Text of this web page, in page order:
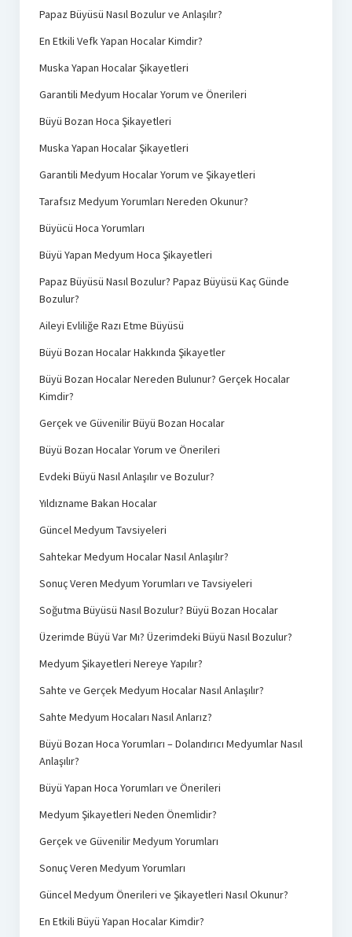
Papaz Büyüsü Nasıl Bozulur ve Anlaşılır?
En Etkili Vefk Yapan Hocalar Kimdir?
Muska Yapan Hocalar Şikayetleri
Garantili Medyum Hocalar Yorum ve Önerileri
Büyü Bozan Hoca Şikayetleri
Muska Yapan Hocalar Şikayetleri
Garantili Medyum Hocalar Yorum ve Şikayetleri
Tarafsız Medyum Yorumları Nereden Okunur?
Büyücü Hoca Yorumları
Büyü Yapan Medyum Hoca Şikayetleri
Papaz Büyüsü Nasıl Bozulur? Papaz Büyüsü Kaç Günde
Bozulur?
Aileyi Evliliğe Razı Etme Büyüsü
Büyü Bozan Hocalar Hakkında Şikayetler
Büyü Bozan Hocalar Nereden Bulunur? Gerçek Hocalar
Kimdir?
Gerçek ve Güvenilir Büyü Bozan Hocalar
Büyü Bozan Hocalar Yorum ve Önerileri
Evdeki Büyü Nasıl Anlaşılır ve Bozulur?
Yıldızname Bakan Hocalar
Güncel Medyum Tavsiyeleri
Sahtekar Medyum Hocalar Nasıl Anlaşılır?
Sonuç Veren Medyum Yorumları ve Tavsiyeleri
Soğutma Büyüsü Nasıl Bozulur? Büyü Bozan Hocalar
Üzerimde Büyü Var Mı? Üzerimdeki Büyü Nasıl Bozulur?
Medyum Şikayetleri Nereye Yapılır?
Sahte ve Gerçek Medyum Hocalar Nasıl Anlaşılır?
Sahte Medyum Hocaları Nasıl Anlarız?
Büyü Bozan Hoca Yorumları – Dolandırıcı Medyumlar Nasıl
Anlaşılır?
Büyü Yapan Hoca Yorumları ve Önerileri
Medyum Şikayetleri Neden Önemlidir?
Gerçek ve Güvenilir Medyum Yorumları
Sonuç Veren Medyum Yorumları
Güncel Medyum Önerileri ve Şikayetleri Nasıl Okunur?
En Etkili Büyü Yapan Hocalar Kimdir?